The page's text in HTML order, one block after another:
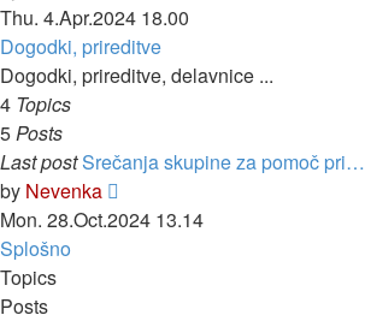
the
latest
post
Thu. 4.Apr.2024 18.00
Dogodki, prireditve
Dogodki, prireditve, delavnice ...
4 Topics
5Posts
Last postSrečanja skupine za pomoč pri…
by Nevenka
the
Mon. 28.Oct.2024 13.14
Splošno
Topics
Posts